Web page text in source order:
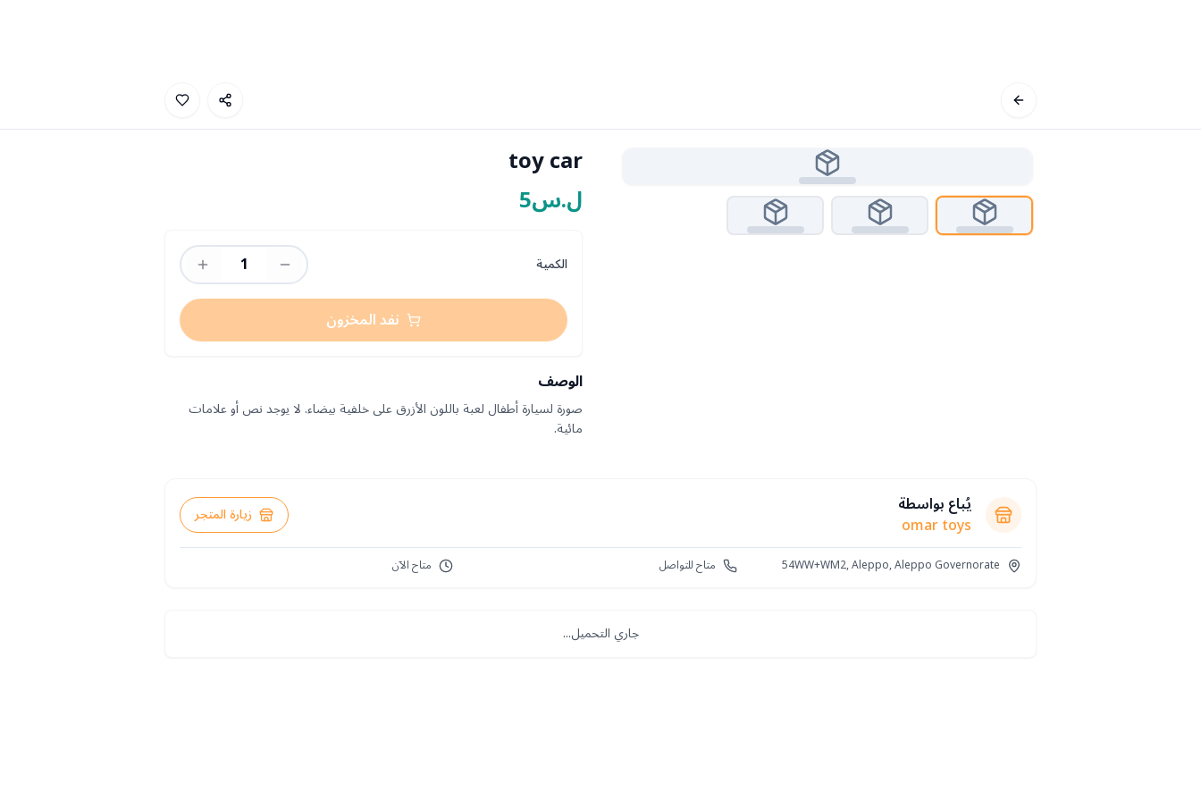
toy car
ل.س5
الكمية
1
نفد المخزون
الوصف
صورة لسيارة أطفال لعبة باللون الأزرق على خلفية بيضاء. لا يوجد نص أو علامات
مائية.
يُباع بواسطة
omar toys زيارة المتجر
54WW+WM2, Aleppo, Aleppo Governorate متاح للتواصل متاح الآن
جاري التحميل...